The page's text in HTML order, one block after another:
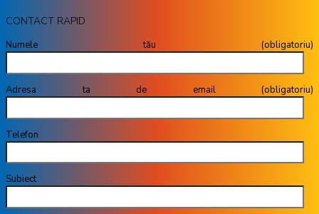
CONTACT RAPID
Numele tău (obligatoriu)
Adresa ta de email (obligatoriu)
Telefon
Subiect